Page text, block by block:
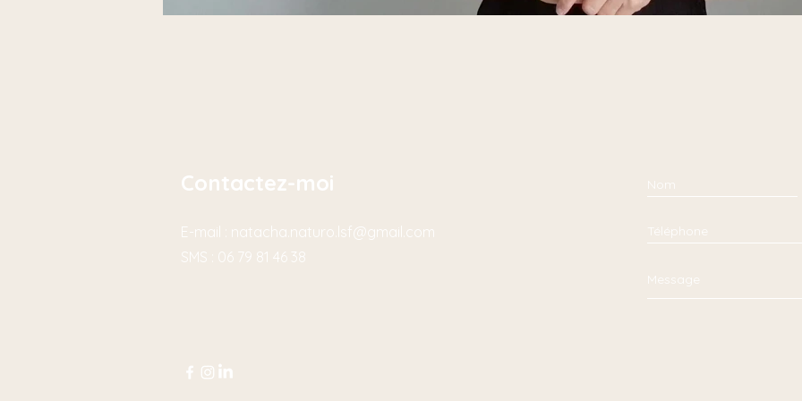
Contactez-moi
E-mail : natacha.naturo.lsf@gmail.com
SMS : 06 79 81 46 38